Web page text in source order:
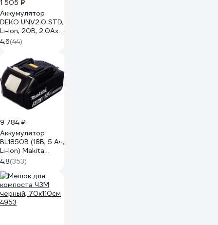
1 505 ₽
Аккумулятор
DEKO UNV2.0 STD,
Li-ion, 20В, 2.0Аxч
063-4492
4.6(44)
9 784 ₽
Аккумулятор
BL1850B (18В, 5 Ач,
Li-Ion) Makita
197280-8
4.8(353)